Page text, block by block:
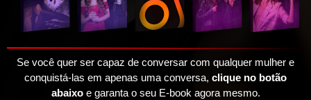
Se você quer ser capaz de conversar com qualquer mulher e
conquistá-las em apenas uma conversa, clique no botão
abaixoe garanta o seu E-book agora mesmo.